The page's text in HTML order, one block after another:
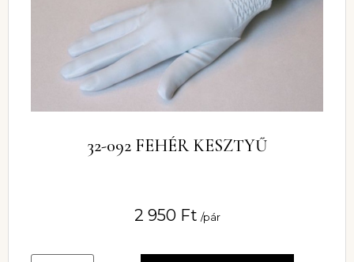
32-092 FEHÉR KESZTYŰ
2 950 Ft /pár